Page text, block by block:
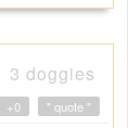
3 doggies
" quote "
+0